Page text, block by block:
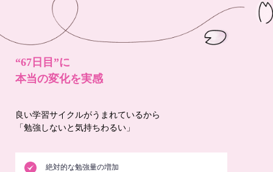
“67日目”に
本当の変化を実感
良い学習サイクルがうまれているから
「勉強しないと気持ちわるい」
絶対的な勉強量の増加